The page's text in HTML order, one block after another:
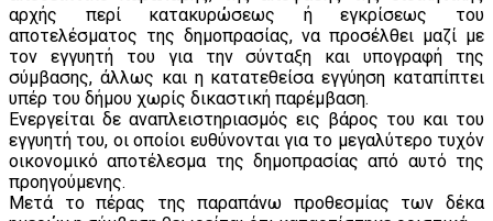
αρχής περί κατακυρώσεως ή εγκρίσεως του
αποτελέσματος της δημοπρασίας, να προσέλθει μαζί με
τον εγγυητή του για την σύνταξη και υπογραφή της
σύμβασης, άλλως και η κατατεθείσα εγγύηση καταπίπτει
υπέρ του δήμου χωρίς δικαστική παρέμβαση.
Ενεργείται δε αναπλειστηριασμός εις βάρος του και του
εγγυητή του, οι οποίοι ευθύνονται για το μεγαλύτερο τυχόν
οικονομικό αποτέλεσμα της δημοπρασίας από αυτό της
προηγούμενης.
Μετά το πέρας της παραπάνω προθεσμίας των δέκα